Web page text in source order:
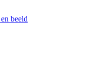
beeld